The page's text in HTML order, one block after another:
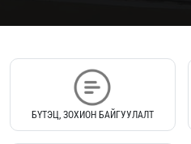
БҮТЭЦ, ЗОХИОН БАЙГУУЛАЛТ